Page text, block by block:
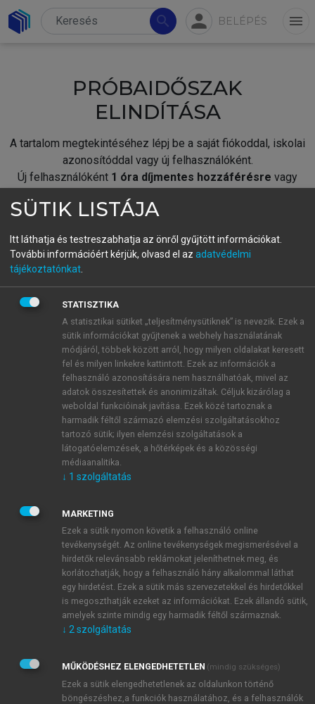
search person BELÉPÉS menu
PRÓBAIDŐSZAK
ELINDÍTÁSA
A tartalom megtekintéséhez lépj be a saját fiókoddal, iskolai
azonosítóddal vagy új felhasználóként.
Új felhasználóként 1 óra díjmentes hozzáférésre vagy
fiókoddal,vagy hozz létre új fiókot.
A regisztráció után apróbaidőszakautomatikusan
BELÉPÉS SAJÁT FIÓKKAL
ÚJ FIÓK LÉTREHOZÁSA
1 óra díjmentes hozzáférés
E-MAIL-CÍM
JELSZÓ
JELSZÓ ÚJRA
Kérek értesítést a MeRSZ újdonságairól, akcióiról.
Kérek értesítést az Akadémiai Kiadó Zrt. újdonságairól,
Adatkezelési tájékoztatóbanfoglaltakat tudomásul
veszem és elfogadom.
Általános vásárlási feltételeket, valamint a szotar.netés a
SÜTIK LISTÁJA
Itt láthatja és testreszabhatja az önről gyűjtött információkat.
További információért kérjük, olvasd el az adatvédelmi
tájékoztatónkat
STATISZTIKA
A statisztikai sütiket „teljesítménysütiknek” is nevezik. Ezek a
sütik információkat gyűjtenek a webhely használatának
módjáról, többek között arról, hogy milyen oldalakat keresett
fel és milyen linkekre kattintott. Ezek az információk a
felhasználó azonosítására nem használhatóak, mivel az
adatok összesítettek és anonimizáltak. Céljuk kizárólag a
weboldal funkcióinak javítása. Ezek közé tartoznak a
harmadik féltől származó elemzési szolgáltatásokhoz
tartozó sütik; ilyen elemzési szolgáltatások a
látogatóelemzések, a hőtérképek és a közösségi
médiaanalitika.
↓ 1 szolgáltatás
MARKETING
Ezek a sütik nyomon követik a felhasználó online
tevékenységét. Az online tevékenységek megismerésével a
hirdetők relevánsabb reklámokat jeleníthetnek meg, és
korlátozhatják, hogy a felhasználó hány alkalommal láthat
egy hirdetést. Ezek a sütik más szervezetekkel és hirdetőkkel
is megoszthatják ezeket az információkat. Ezek állandó sütik,
amelyek szinte mindig egy harmadik féltől származnak.
↓ 2 szolgáltatás
MŰKÖDÉSHEZ ELENGEDHETETLEN (mindig szükséges)
Ezek a sütik elengedhetetlenek az oldalunkon történő
böngészéshez,a funkciók használatához, és a felhasználók